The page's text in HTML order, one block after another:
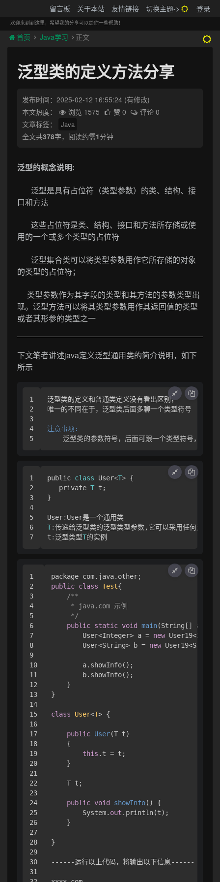
留言板 关于本站 友情链接 切换主题-> 登录
欢迎来到到这里，希望我的分享可以给你一些帮助！
首页 Java学习 正文
泛型类的定义方法分享
发布时间：2025-02-12 16:55:24 (有修改)
本文热度：
浏览 1575 赞 0
评论 0
文章标签：
Java
全文共378字，阅读约需1分钟
泛型的概念说明:
泛型是具有占位符（类型参数）的类、结构、接
口和方法
这些占位符是类、结构、接口和方法所存储或使
用的一个或多个类型的占位符
泛型集合类可以将类型参数用作它所存储的对象
的类型的占位符；
类型参数作为其字段的类型和其方法的参数类型出
现。泛型方法可以将其类型参数用作其返回值的类型
或者其形参的类型之一
下文笔者讲述java定义泛型通用类的简介说明，如下
所示
1
2
3
4
泛型类的定义和普通类定义没有看出区别，
唯一的不同在于，泛型类后面多聊一个类型符号
注意事项:
泛型类的参数符号，后面可跟一个类型符号，也可
1
2
3
4
5
6
public class User<T> {
   private
T
}
User:
T:传递给泛型类的泛型类型参数,它可以采用任何对象
t : 泛型类型T
1
2
3
4
5
6
7
8
9
10
11
12
13
14
15
16
17
18
19
20
21
22
23
24
25
26
27
28
29
30
31
public class Test{
/**
     * java.com 示例
     */
public static void main(String[] args
        User<Integer> a =
new
        User<String> b =
new
        a.showInfo();
        b.showInfo();
    }
}
class User<T> {
public User(T t)
    {
this .t = t;
    }
    T t;
public void showInfo()
{
        System.
out .println(t);
    }
}
------运行以上代码，将输出以下信息------